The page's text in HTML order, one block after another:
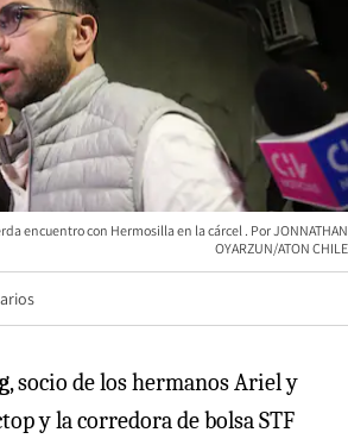
encuentro con Hermosilla en la cárcel
JONNATHAN
OYARZUN/ATON CHILE
, socio de los hermanos Ariel y
y la corredora de bolsa STF